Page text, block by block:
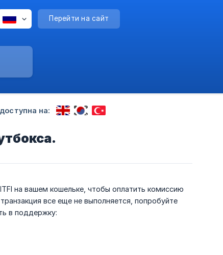
Перейти на сайт
на:
на вашем кошельке, чтобы оплатить комиссию
все еще не выполняется, попробуйте
в поддержку: